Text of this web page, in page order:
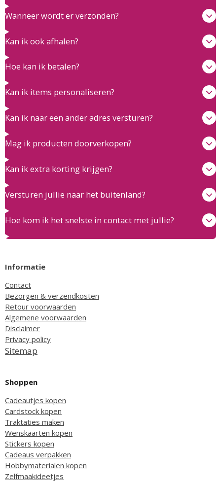
Wanneer wordt er verzonden?
Kan ik ook afhalen?
Hoe kan ik betalen?
Kan ik items personaliseren?
Kan ik naar een ander adres versturen?
Mag ik producten doorverkopen?
Kan ik extra korting krijgen?
Versturen jullie naar het buitenland?
Hoe kom ik het snelste in contact met jullie?
Informatie
Contact
Bezorgen & verzendkosten
Retour voorwaarden
Algemene voorwaarden
Disclaimer
Privacy policy
Sitemap
Shoppen
Cadeautjes kopen
Cardstock kopen
Traktaties maken
Wenskaarten kopen
Stickers kopen
Cadeaus verpakken
Hobbymaterialen kopen
Zelfmaakideetjes